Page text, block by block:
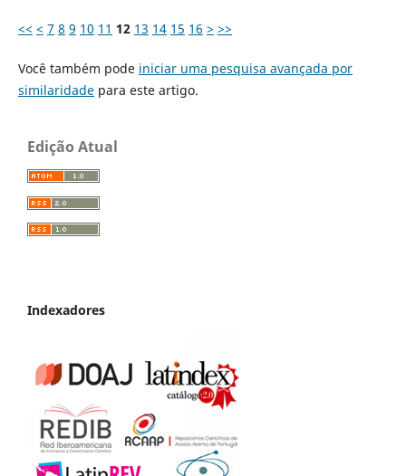
<< < 7 8 9 10 11 12 13 14 15 16 > >>
Você também pode iniciar uma pesquisa avançada por
similaridadepara este artigo.
Edição Atual
Indexadores